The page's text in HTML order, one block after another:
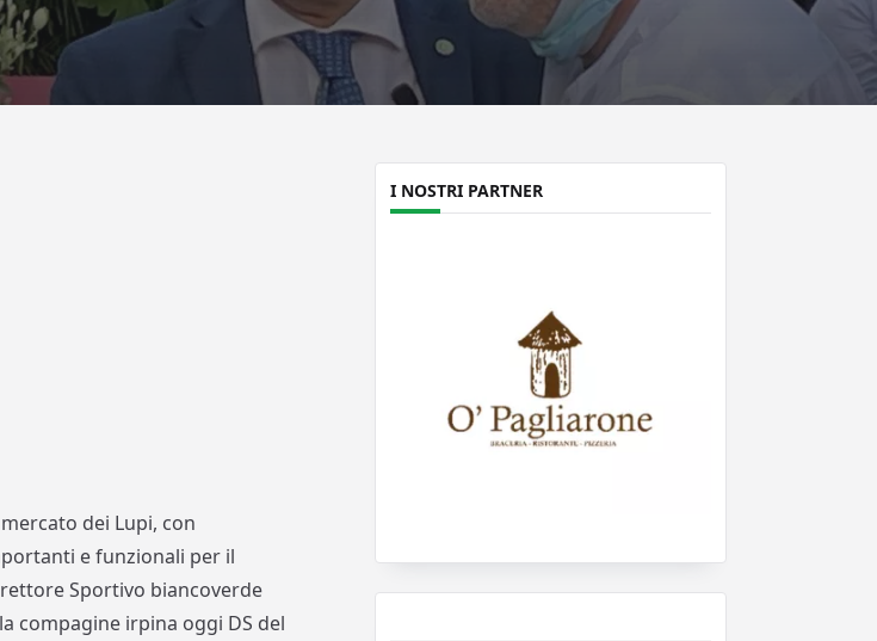
dei Lupi, con
e funzionali per il
Sportivo biancoverde
compagine irpina oggi DS del
I NOSTRI PARTNER